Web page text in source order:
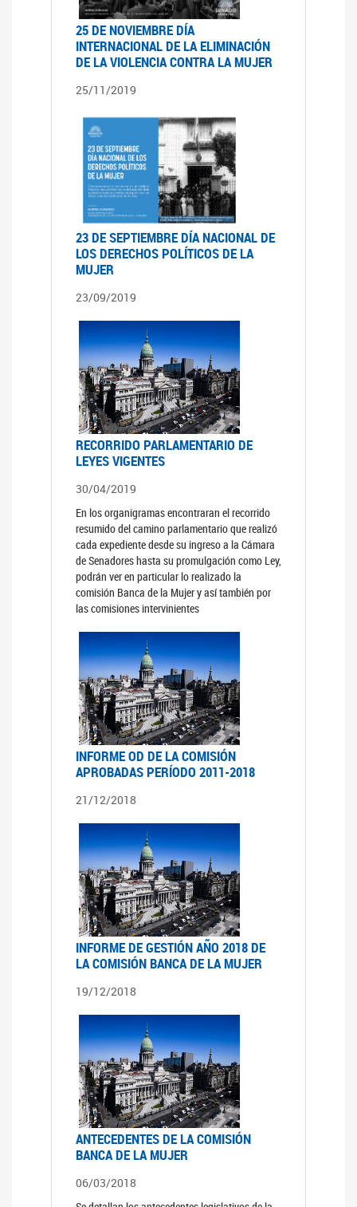
25 DE NOVIEMBRE DÍA
INTERNACIONAL DE LA ELIMINACIÓN
DE LA VIOLENCIA CONTRA LA MUJER
25/11/2019
23 DE SEPTIEMBRE DÍA NACIONAL DE
LOS DERECHOS POLÍTICOS DE LA
MUJER
23/09/2019
RECORRIDO PARLAMENTARIO DE
LEYES VIGENTES
30/04/2019
En los organigramas encontraran el recorrido
resumido del camino parlamentario que realizó
cada expediente desde su ingreso a la Cámara
de Senadores hasta su promulgación como Ley,
podrán ver en particular lo realizado la
comisión Banca de la Mujer y así también por
las comisiones intervinientes
INFORME OD DE LA COMISIÓN
APROBADAS PERÍODO 2011-2018
21/12/2018
INFORME DE GESTIÓN AÑO 2018 DE
LA COMISIÓN BANCA DE LA MUJER
19/12/2018
ANTECEDENTES DE LA COMISIÓN
BANCA DE LA MUJER
06/03/2018